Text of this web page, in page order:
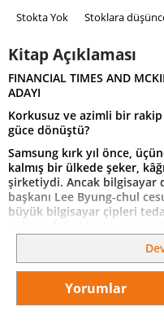
Stokta Yok Stoklara
Kitap Açıklaması
FINANCIAL TIMES AND
ADAYI
Korkusuz ve azimli bir rakip
güce dönüştü?
Samsung kırk yıl önce,
kalmış bir ülkede şeker,
şirketiydi. Ancak bilgisayar
başkanı Lee Byung-chul
büyük bilgisayar çipleri
genç Steve Jobs büyüsü
imparatorluğu yaratmayı
Samsung’un teknoloji
planında yaşananlara
kendi ürünü olan Galaxy
Yorumlar